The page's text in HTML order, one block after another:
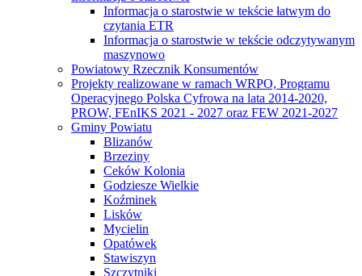
Informacja o starostwie w tekście łatwym do
czytania ETR
Informacja o starostwie w tekście odczytywanym
maszynowo
Powiatowy Rzecznik Konsumentów
Projekty realizowane w ramach WRPO, Programu
Operacyjnego Polska Cyfrowa na lata 2014-2020,
PROW, FEnIKS 2021 - 2027 oraz FEW 2021-2027
Gminy Powiatu
Blizanów
Brzeziny
Ceków Kolonia
Godziesze Wielkie
Koźminek
Lisków
Mycielin
Opatówek
Stawiszyn
Szczytniki